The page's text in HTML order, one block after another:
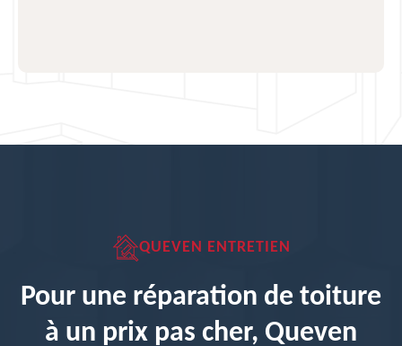
QUEVEN ENTRETIEN
Pour une réparation de toiture
à un prix pas cher, Queven